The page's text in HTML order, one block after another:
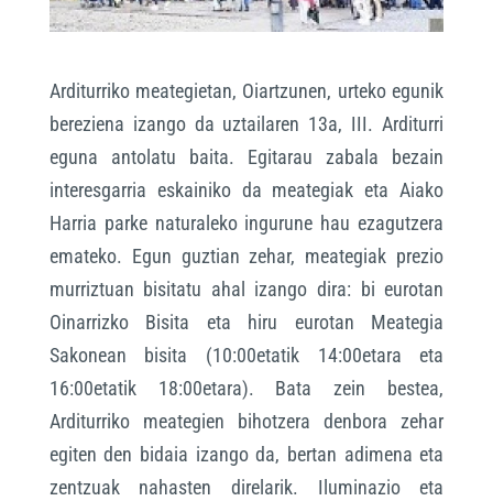
Arditurriko meategietan, Oiartzunen, urteko egunik
bereziena izango da uztailaren 13a, III. Arditurri
eguna antolatu baita. Egitarau zabala bezain
interesgarria eskainiko da meategiak eta Aiako
Harria parke naturaleko ingurune hau ezagutzera
emateko. Egun guztian zehar, meategiak prezio
murriztuan bisitatu ahal izango dira: bi eurotan
Oinarrizko Bisita eta hiru eurotan Meategia
Sakonean bisita (10:00etatik 14:00etara eta
16:00etatik 18:00etara). Bata zein bestea,
Arditurriko meategien bihotzera denbora zehar
egiten den bidaia izango da, bertan adimena eta
zentzuak nahasten direlarik. Iluminazio eta